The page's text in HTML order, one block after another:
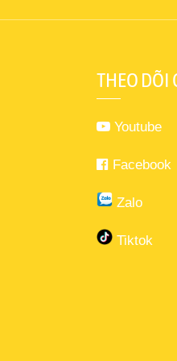
THEO DÕI
Youtube
Facebook
Zalo
Tiktok